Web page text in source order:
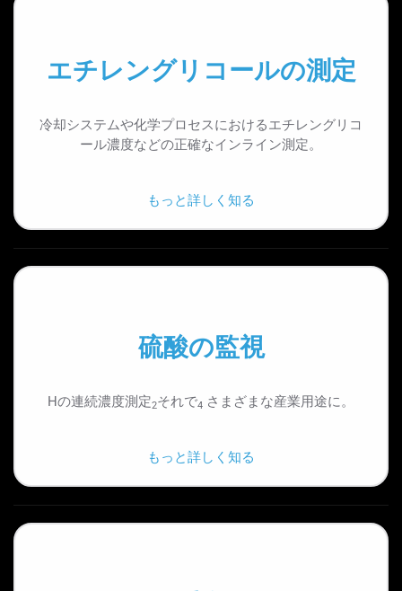
エチレングリコールの測定
冷却システムや化学プロセスにおけるエチレングリコ
ール濃度などの正確なインライン測定。
もっと詳しく知る
硫酸の監視
Hの連続濃度測定2それで4 さまざまな産業用途に。
もっと詳しく知る